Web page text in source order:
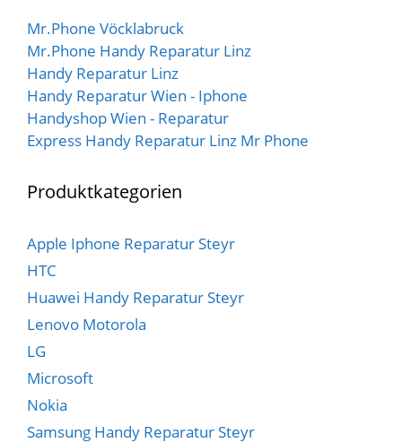
Mr.Phone Vöcklabruck
Mr.Phone Handy Reparatur Linz
Handy Reparatur Linz
Handy Reparatur Wien - Iphone
Handyshop Wien - Reparatur
Express Handy Reparatur Linz Mr Phone
Produktkategorien
Apple Iphone Reparatur Steyr
HTC
Huawei Handy Reparatur Steyr
Lenovo Motorola
LG
Microsoft
Nokia
Samsung Handy Reparatur Steyr